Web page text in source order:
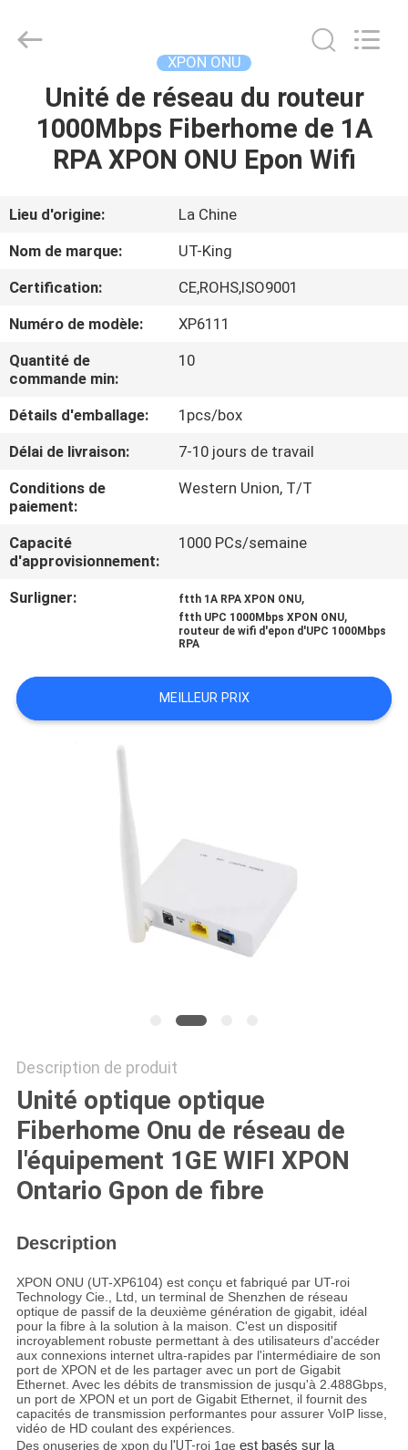
MAISON
PRODUITS
AU
SUJET
DE
VISITE
CONTRÔLE
DE
QUALITÉ
CONTACTEZ-
NOUS
CAS
Technology
XPON ONU
Unité de réseau du routeur
1000Mbps Fiberhome de 1A
RPA XPON ONU Epon Wifi
Lieu d'origine:
La Chine
Nom de marque:
UT-King
Certification:
CE,ROHS,ISO9001
Numéro de modèle:
XP6111
Quantité de
commande min:
10
Détails d'emballage:
1pcs/box
Délai de livraison:
7-10 jours de travail
Conditions de
paiement:
Western Union, T/T
Capacité
d'approvisionnement:
1000 PCs/semaine
Surligner: ftth 1A RPA XPON ONU,
ftth UPC 1000Mbps XPON ONU,
routeur de wifi d'epon d'UPC 1000Mbps
RPA
MEILLEUR PRIX
Description de produit
Unité optique optique
Fiberhome Onu de réseau de
l'équipement 1GE WIFI XPON
Ontario Gpon de fibre
Description
XPON ONU (UT-XP6104) est conçu et fabriqué par UT-roi
Technology Cie., Ltd, un terminal de Shenzhen de réseau
optique de passif de la deuxième génération de gigabit, idéal
pour la fibre à la solution à la maison. C'est un dispositif
incroyablement robuste permettant à des utilisateurs d'accéder
aux connexions internet ultra-rapides par l'intermédiaire de son
port de XPON et de les partager avec un port de Gigabit
Ethernet. Avec les débits de transmission de jusqu'à 2.488Gbps,
un port de XPON et un port de Gigabit Ethernet, il fournit des
capacités de transmission performantes pour assurer VoIP lisse,
vidéo de HD coulant des expériences.
Des onuseries de xpon du l'UT-roi 1ge est basés sur la